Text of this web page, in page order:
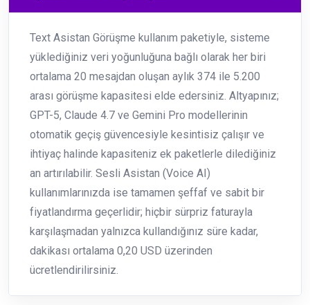
Text Asistan Görüşme kullanım paketiyle, sisteme
yüklediğiniz veri yoğunluğuna bağlı olarak her biri
ortalama 20 mesajdan oluşan aylık 374 ile 5.200
arası görüşme kapasitesi elde edersiniz. Altyapınız;
GPT-5, Claude 4.7 ve Gemini Pro modellerinin
otomatik geçiş güvencesiyle kesintisiz çalışır ve
ihtiyaç halinde kapasiteniz ek paketlerle dilediğiniz
an artırılabilir. Sesli Asistan (Voice AI)
kullanımlarınızda ise tamamen şeffaf ve sabit bir
fiyatlandırma geçerlidir; hiçbir sürpriz faturayla
karşılaşmadan yalnızca kullandığınız süre kadar,
dakikası ortalama 0,20 USD üzerinden
ücretlendirilirsiniz.